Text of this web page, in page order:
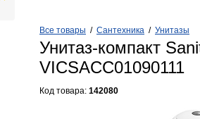
Все товары / Сантехника / Унитазы
Унитаз-компакт
VICSACC01090111
Код товара: 142080